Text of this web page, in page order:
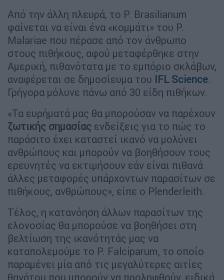
Από την άλλη πλευρά, το P. Brasilianum
φαίνεται να είναι ένα «κομμάτι» του P.
Malariae που πέρασε από τον άνθρωπο
στους πιθήκους, αφού μεταφέρθηκε στην
Αμερική, πιθανότατα με το εμπόριο σκλάβων,
αναφέρεται σε δημοσίευμα του IFL Science.
Γρήγορα μόλυνε πάνω από 30 είδη πιθήκων.
«Τα ευρήματά μας θα μπορούσαν να παρέχουν
ζωτικής σημασίας ενδείξεις για το πώς το
παράσιτο έχει καταστεί ικανό να μολύνει
ανθρώπους και μπορούν να βοηθήσουν τους
ερευνητές να εκτιμήσουν εάν είναι πιθανά
άλλες μεταφορές υπάρχοντων παρασίτων σε
πιθήκους, ανθρώπους», είπε ο Plenderleith.
Τέλος, η κατανόηση άλλων παρασίτων της
ελονοσίας θα μπορούσε να βοηθήσει στη
βελτίωση της ικανότητάς μας να
καταπολεμούμε το P. Falciparum, το οποίο
παραμένει μία από τις μεγαλύτερες αιτίες
θανάτου που μπορούν να προληφθούν, ειδικά